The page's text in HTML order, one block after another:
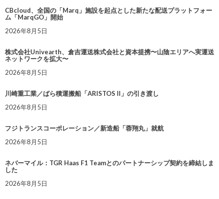
CBcloud、全国の「Marq」施設を起点とした新たな配送プラットフォー
ム「MarqGO」開始
2026年8月5日
株式会社Univearth、倉吉運送株式会社と資本提携〜山陰エリアへ実運送
ネットワークを拡大〜
2026年8月5日
川崎重工業／ばら積運搬船「ARISTOS II」の引き渡し
2026年8月5日
フジトランスコーポレーション／新造船「蓉翔丸」就航
2026年8月5日
ネバーマイル：TGR Haas F1 Teamとのパートナーシップ契約を締結しま
した
2026年8月5日